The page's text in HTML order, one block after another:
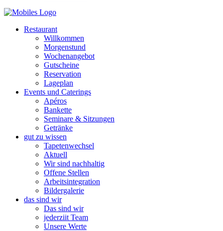
Restaurant
Willkommen
Morgenstund
Wochenangebot
Gutscheine
Reservation
Lageplan
Events und Caterings
Apéros
Bankette
Seminare & Sitzungen
Getränke
gut zu wissen
Tapetenwechsel
Aktuell
Wir sind nachhaltig
Offene Stellen
Arbeitsintegration
Bildergalerie
das sind wir
Das sind wir
jederziit Team
Unsere Werte